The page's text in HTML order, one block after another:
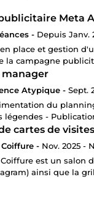
Meta
- Depuis Janv.
place et gestion
la campagne
Atypique - Sept.
du
légendes -
cartes de
- Nov. 2025 -
est un salon
ainsi que la